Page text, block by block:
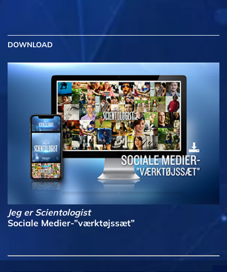
DOWNLOAD
Jeg er Scientologist
Sociale Medier-”værktøjssæt”